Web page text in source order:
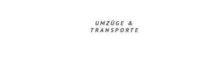
UMZÜGE &
TRANSPORTE